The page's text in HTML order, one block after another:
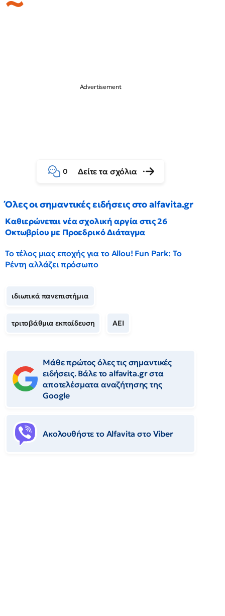
0 Δείτε τα σχόλια
Όλες οι σημαντικές ειδήσεις στο alfavita.gr
Καθιερώνεται νέα σχολική αργία στις 26
Οκτωβρίου με Προεδρικό Διάταγμα
Το τέλος μιας εποχής για το Allou! Fun Park: Το
Ρέντη αλλάζει πρόσωπο
ιδιωτικά πανεπιστήμια
τριτοβάθμια εκπαίδευση ΑΕΙ
Μάθε πρώτος όλες τις σημαντικές
ειδήσεις. Βάλε το alfavita.gr στα
αποτελέσματα αναζήτησης της
Google
Ακολουθήστε το Αlfavita στο Viber